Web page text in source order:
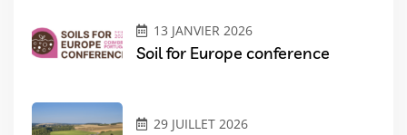
13 JANVIER 2026
Soil for Europe conference
29 JUILLET 2026